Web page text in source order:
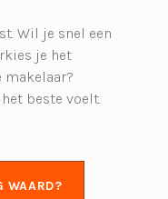
Wil je snel een
je het
makelaar?
beste voelt.
WAARD?